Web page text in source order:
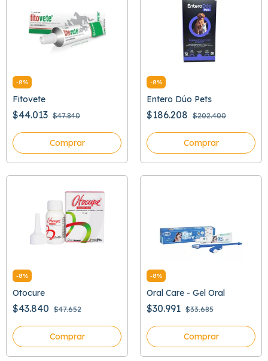
-8%
Fitovete
$44.013 $47.840
Comprar
-8%
Entero Dúo Pets
$186.208 $202.400
Comprar
-8%
Otocure
$43.840 $47.652
Comprar
-8%
Oral Care - Gel Oral
$30.991 $33.685
Comprar